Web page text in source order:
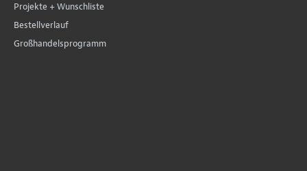
Projekte + Wunschliste
Bestellverlauf
Großhandelsprogramm